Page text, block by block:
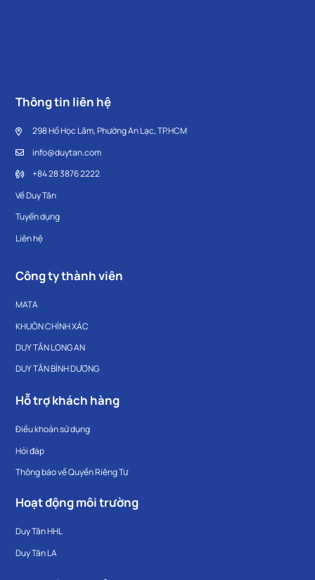
Thông tin liên hệ
298 Hồ Học Lãm, Phường An Lạc, TP.HCM
info@duytan.com
+84 28 3876 2222
Về Duy Tân
Tuyển dụng
Liên hệ
Công ty thành viên
MATA
KHUÔN CHÍNH XÁC
DUY TÂN LONG AN
DUY TÂN BÌNH DƯƠNG
Hỗ trợ khách hàng
Điều khoản sử dụng
Hỏi đáp
Thông báo về Quyền Riêng Tư
Hoạt động môi trường
Duy Tân HHL
Duy Tân LA